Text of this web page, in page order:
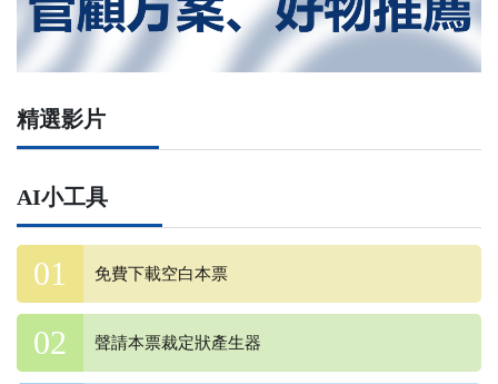
精選影片
AI小工具
免費下載空白本票
聲請本票裁定狀產生器